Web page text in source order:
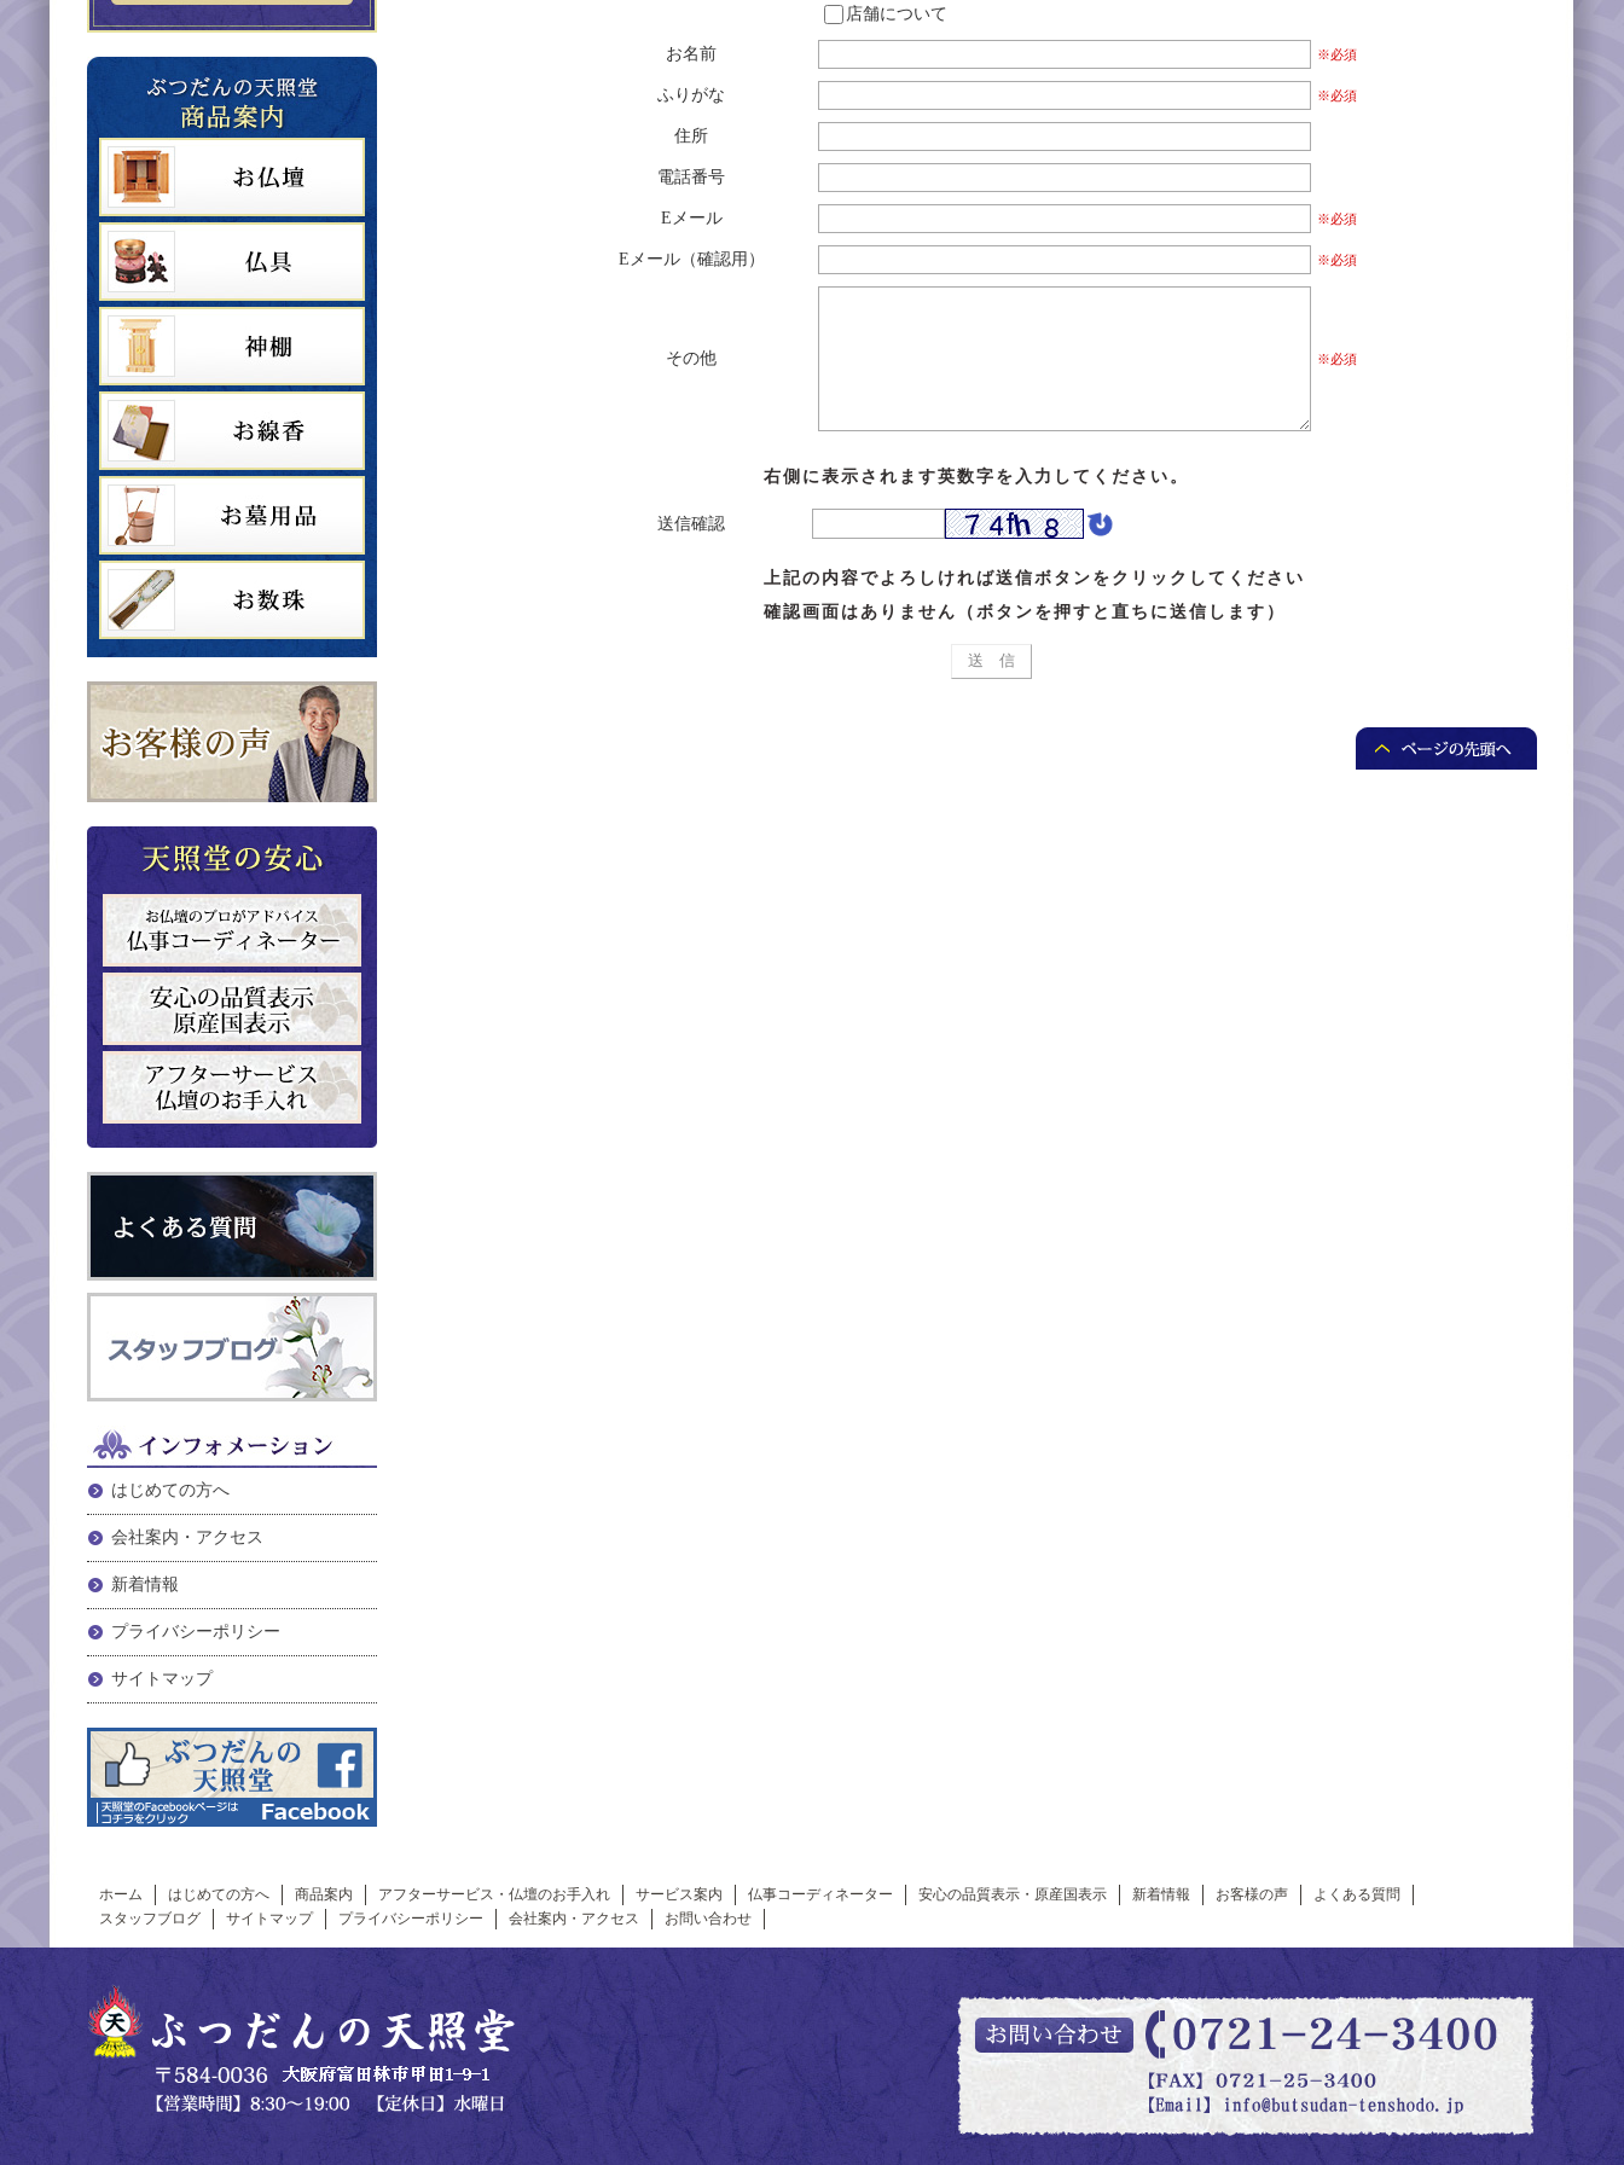
店舗について
お名前 ※必須
ふりがな ※必須
住所
電話番号
Eメール ※必須
Eメール（確認用） ※必須
その他 ※必須
右側に表示されます英数字を入力してください。
送信確認
上記の内容でよろしければ送信ボタンをクリックしてください
確認画面はありません（ボタンを押すと直ちに送信します）
はじめての方へ
会社案内・アクセス
新着情報
プライバシーポリシー
サイトマップ
ホーム はじめての方へ 商品案内 アフターサービス・仏壇のお手入れ サービス案内 仏事コーディネーター 安心の品質表示・原産国表示 新着情報 お客様の声
よくある質問
スタッフブログ
サイトマップ プライバシーポリシー 会社案内・アクセス お問い合わせ